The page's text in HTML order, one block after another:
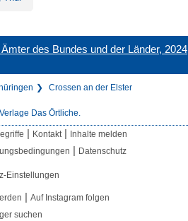
des Bundes und der Länder, 2024
Crossen an der Elster
Das Örtliche.
| Kontakt | Inhalte melden
| Datenschutz
Einstellungen
| Auf Instagram folgen
suchen